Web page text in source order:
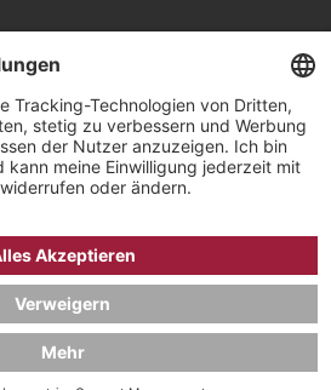
& Scher GmbH / Watchandco GmbH
IMPRESSUM
COOKIE-EINSTELLUNGEN